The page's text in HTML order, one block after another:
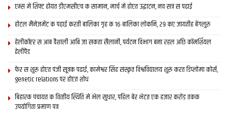
एम्स मे शिफ्ट होयत डीएमसीएच क सामान, मार्च मे होएत उद्घाटन, नव सत्र स पढाई
होटल मैनेजमेंट क पढ़ाई करती बालिका गृह क 16 बालिका लोकनि, 29 कए जायतीह बेंगलुरु
हेलीकॉप्टर स आब वैशाली आबि जा सकता सैलानी, पर्यटन विभाग बना रहल अछि कॉमर्शियल
हेलीपैड
फेर स शुरू होएत पंजी सूत्रक पढाई, कामेश्वर सिंह संस्कृत विश्वविद्यालय शुरू करत डिप्लोमा कोर्स,
genetic relations पर होएत शोध
बिहारक पंचायत क वित्‍तीय स्थिति मे भेल सुधार, पहिल बेर भेटत एक हजार करोड़ तकक
उपयोगिता प्रमाण पत्र